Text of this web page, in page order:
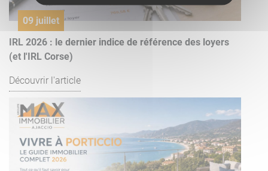
09 juillet
IRL 2026 : le dernier indice de référence des loyers
(et l'IRL Corse)
Découvrir l'article